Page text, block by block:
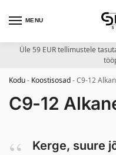
MENU
Üle 59 EUR tellimustele
Kodu- Koostisosad-C9-12
C9-12
Kerge, suure